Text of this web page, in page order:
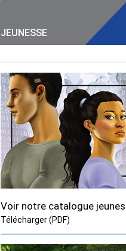
JEUNESSE
Voir notre catalogue
Télécharger (PDF)